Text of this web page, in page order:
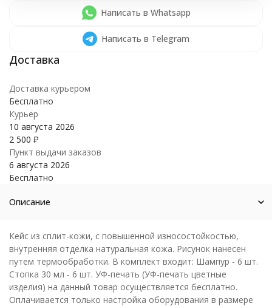
Написать в Whatsapp
Написать в Telegram
Доставка курьером
Бесплатно
Курьер
10 августа 2026
2 500 ₽
Пункт выдачи заказов
6 августа 2026
Бесплатно
Описание
Кейс из сплит-кожи, с повышенной износостойкостью,
внутренняя отделка натуральная кожа. Рисунок нанесен
путем термообработки. В комплект входит: Шампур - 6 шт.
Стопка 30 мл - 6 шт. УФ-печать (УФ-печать цветные
изделия) на данный товар осуществляется бесплатно.
Оплачивается только настройка оборудования в размере